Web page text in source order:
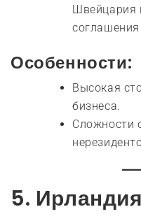
Швейцария
Особенности:
Высокая
бизнеса.
Сложности
5. Ирландия